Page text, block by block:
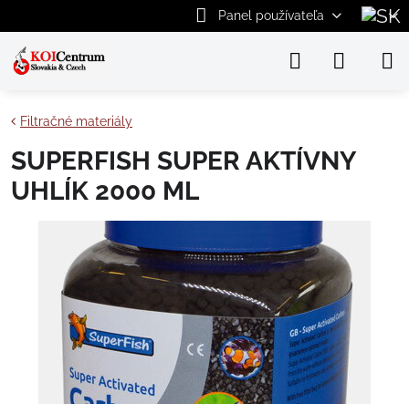
Panel používateľa
Filtračné materiály
SUPERFISH SUPER AKTÍVNY
UHLÍK 2000 ML